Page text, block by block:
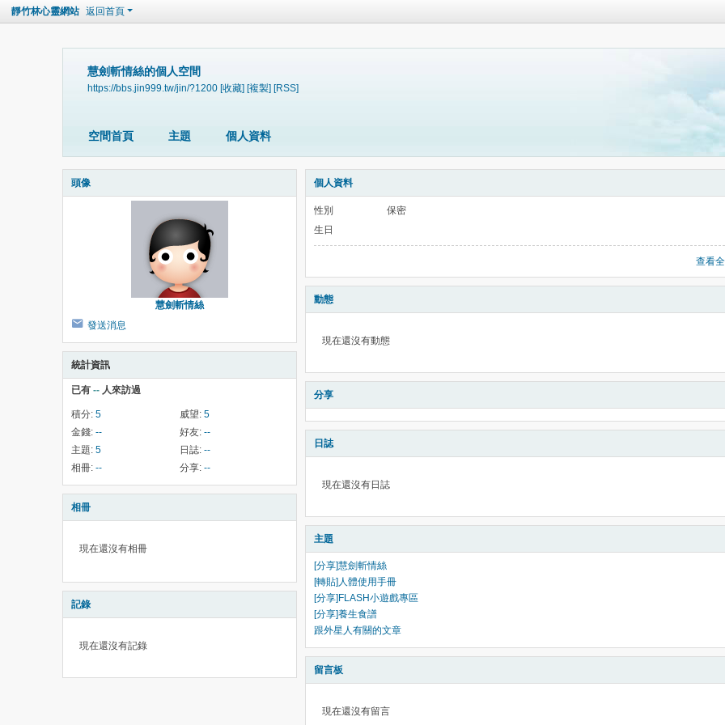
靜竹林心靈網站 返回首頁
慧劍斬情絲的個人空間
https://bbs.jin999.tw/jin/?1200 [收藏] [複製] [RSS]
空間首頁 主題 個人資料
頭像
慧劍斬情絲
發送消息
統計資訊
已有 -- 人來訪過
積分: 5 威望: 5
金錢: -- 好友: --
主題: 5 日誌: --
相冊: -- 分享: --
相冊
現在還沒有相冊
記錄
現在還沒有記錄
個人資料
性別
保密
生日
查看
動態
現在還沒有動態
分享
日誌
現在還沒有日誌
主題
[分享]慧劍斬情絲
[轉貼]人體使用手冊
[分享]FLASH小遊戲專區
[分享]養生食譜
跟外星人有關的文章
留言板
現在還沒有留言